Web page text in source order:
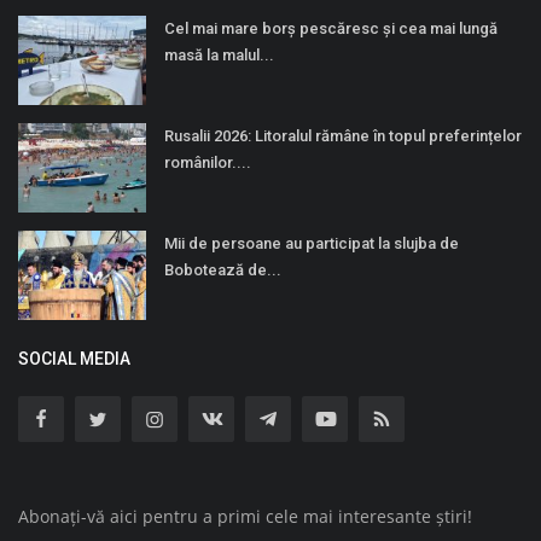
Cel mai mare borș pescăresc și cea mai lungă
masă la malul...
Rusalii 2026: Litoralul rămâne în topul preferințelor
românilor....
Mii de persoane au participat la slujba de
Bobotează de...
SOCIAL MEDIA
Abonați-vă aici pentru a primi cele mai interesante știri!